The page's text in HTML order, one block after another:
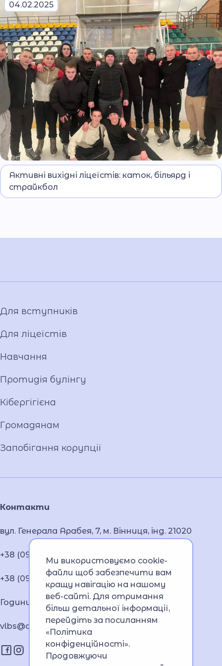
04.02.2025
Ліцеїсти активно проводять дозвілля.
Катання на ковзанах, гра у більярд та
Активні вихідні ліцеїстів: каток, більярд і
страйкбол
Контакти
вул. Генерала Арабея, 7, м. Вінниця, інд. 21020
+38 (093) 291 66 07
+38 (097) 532 71 02
Години роботи: 8:30-18:00
vlbs@dsns.gov.ua
Для вступників
Для ліцеїстів
Навчання
Протидія булінгу
Кібергігієна
Громадянам
Запобігання корупції
Ми використовуємо cookie-
файли щоб забезпечити вам
кращу навігацію на нашому
веб-сайті. Для отримання
більш детальної інформації,
перейдіть за посиланням
«Політика
конфіденційності».
Продовжуючи